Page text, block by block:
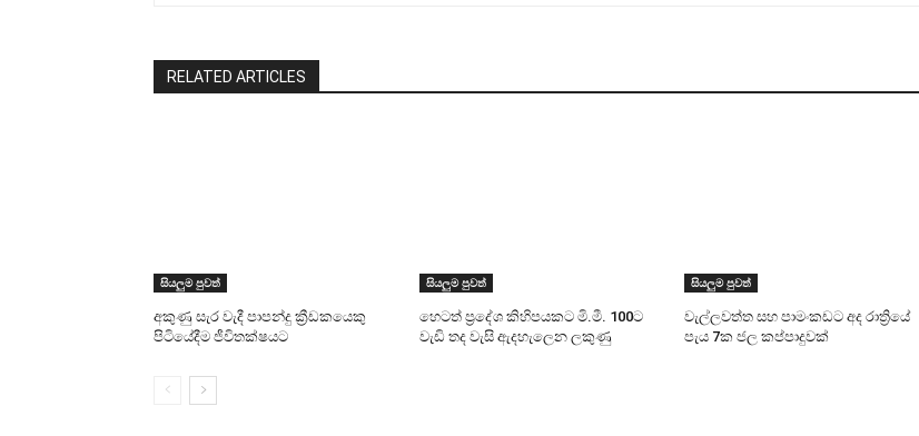
RELATED ARTICLES
සියලුම පුවත්
අකුණු සැර වැදී පාපන්දු ක්‍රීඩකයෙකු
පිටියේදීම ජීවිතක්ෂයට
සියලුම පුවත්
හෙටත් ප්‍රදේශ කිහිපයකට මි.මී. 100ට
වැඩි තද වැසි ඇදහැලෙන ලකුණු
සියලුම පුවත්
වැල්ලවත්ත සහ පාමංකඩට අද රාත්‍රියේ
පැය 7ක ජල කප්පාදුවක්